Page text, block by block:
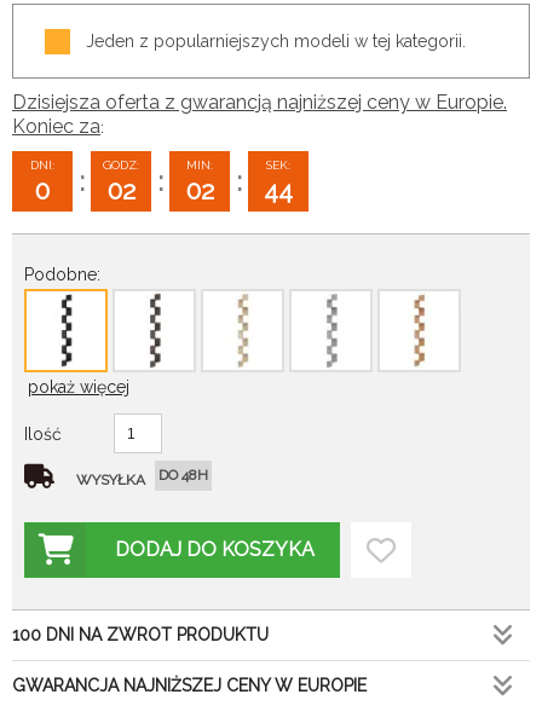
Jeden z popularniejszych modeli w tej kategorii.
Dzisiejsza oferta z gwarancją najniższej ceny w Europie.
Koniec za:
DNI:
0 :
GODZ:
02 :
MIN:
02 :
SEK:
43
Podobne:
pokaż więcej
Ilość
WYSYŁKA DO 48H
DODAJ DO KOSZYKA
100 DNI NA ZWROT PRODUKTU
GWARANCJA NAJNIŻSZEJ CENY W EUROPIE